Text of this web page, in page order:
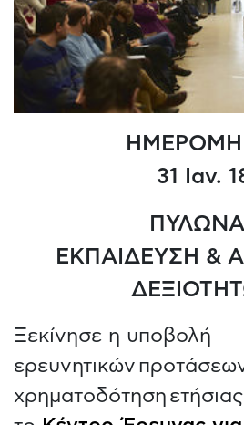
31 Ιαν.
ΕΚΠΑΙΔΕΥΣΗ &
Ξεκίνησε η υποβολή
ερευνητικών
χρηματοδότηση